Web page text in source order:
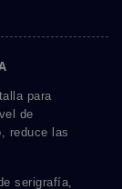
para
de
reduce las
serigrafía,